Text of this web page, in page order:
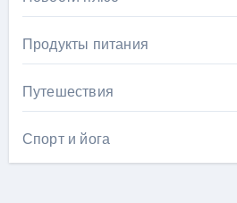
Продукты питания
Путешествия
Спорт и йога